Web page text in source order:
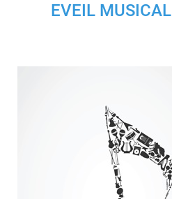
EVEIL MUSICAL